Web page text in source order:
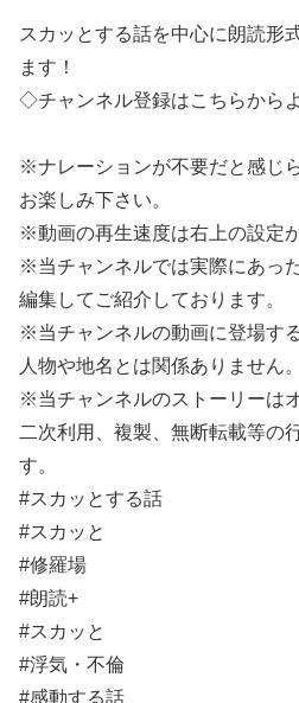
スカッとする話を中心に朗読形
ます！
◇チャンネル登録はこちらから
※ナレーションが不要だと感じ
お楽しみ下さい。
※動画の再生速度は右上の設定
※当チャンネルでは実際にあっ
編集してご紹介しております。
※当チャンネルの動画に登場す
人物や地名とは関係ありません。
※当チャンネルのストーリーは
二次利用、複製、無断転載等の
す。
#スカッとする話
#スカッと
#修羅場
#朗読+
#スカッと
#浮気・不倫
#感動する話